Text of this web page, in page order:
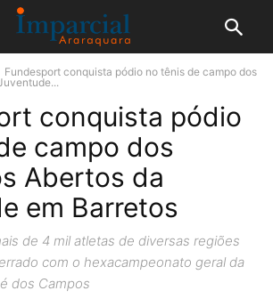
Fundesport conquista pódio no tênis de campo dos
conquista pódio
campo dos
Abertos da
em Barretos
de 4 mil atletas de diversas regiões
com o hexacampeonato geral da
dos Campos